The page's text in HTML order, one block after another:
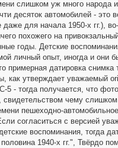
слишком уж много народа и
десяток автомобилей - это
для начала 1950-х гг.),
похожего на
годы. Детские
личный опыт, иногда и они
примерная датировка снимка
как утверждает уважаемый
5 - тогда получается, что
свидетельством чему слишком
пешеходно-
согласиться с версией
воспоминания, тогда
1940-х гг.", Твёрдо